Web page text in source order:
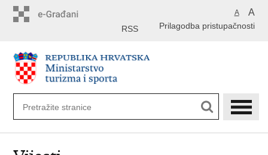
A A
Prilagodba pristupačnosti
RSS